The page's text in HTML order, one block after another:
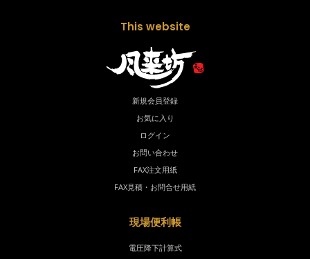
This website
新規会員登録
お気に入り
ログイン
お問い合わせ
FAX注文用紙
FAX見積・お問合せ用紙
現場便利帳
電圧降下計算式